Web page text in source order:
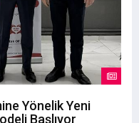
Yönelik Yeni
Başlıyor